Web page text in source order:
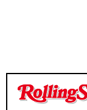
TEMPO DI
TEMPO DI